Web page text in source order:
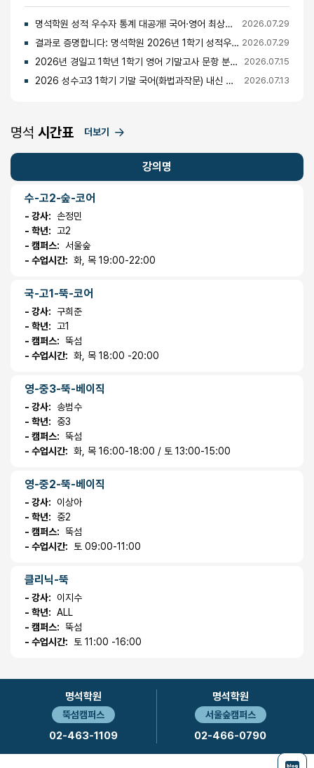
명석학원 성적 우수자 통계 대공개! 국어·영어 최상위권의 비밀 2026.07.29
결과로 증명합니다: 명석학원 2026년 1학기 성적우수자 명단 공개 2026.07.29
2026년 경일고 1학년 1학기 영어 기말고사 문항 분석 및 총평 2026.07.15
2026 성수고3 1학기 기말 국어(화법과작문) 내신 분석 및 경향 2026.07.13
명석 시간표 더보기
강의명
수-고2-숲-코어
- 강사: 손정민
- 학년:
고2
- 캠퍼스:
서울숲
- 수업시간: 화, 목 19:00-22:00
국-고1-뚝-코어
- 강사:
구희준
- 학년:
고1
- 캠퍼스:
뚝섬
- 수업시간: 화, 목 18:00 -20:00
영-중3-뚝-베이직
- 강사:
송범수
- 학년:
중3
- 캠퍼스:
뚝섬
- 수업시간: 화, 목 16:00-18:00 / 토 13:00-15:00
영-중2-뚝-베이직
- 강사:
이상아
- 학년:
중2
- 캠퍼스:
뚝섬
- 수업시간:
토 09:00-11:00
클리닉-뚝
- 강사:
이지수
- 학년: ALL
- 캠퍼스:
뚝섬
- 수업시간:
토 11:00 -16:00
명석학원
뚝섬캠퍼스
02-463-1109
명석학원
서울숲캠퍼스
02-466-0790